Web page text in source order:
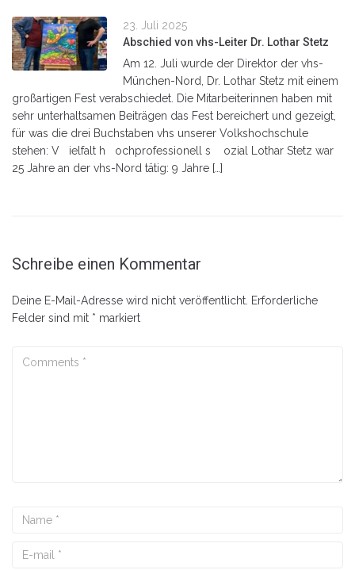
23. Juli 2025
Abschied von vhs-Leiter Dr. Lothar Stetz
Am 12. Juli wurde der Direktor der vhs-
München-Nord, Dr. Lothar Stetz mit einem
großartigen Fest verabschiedet. Die Mitarbeiterinnen haben mit
sehr unterhaltsamen Beiträgen das Fest bereichert und gezeigt,
für was die drei Buchstaben vhs unserer Volkshochschule
stehen: V ielfalt h ochprofessionell s ozial Lothar Stetz war
25 Jahre an der vhs-Nord tätig: 9 Jahre […]
Schreibe einen Kommentar
Deine E-Mail-Adresse wird nicht veröffentlicht. Erforderliche
Felder sind mit * markiert